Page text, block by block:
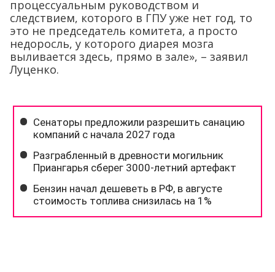
процессуальным руководством и
следствием, которого в ГПУ уже нет год, то
это не председатель комитета, а просто
недоросль, у которого диарея мозга
выливается здесь, прямо в зале», – заявил
Луценко.